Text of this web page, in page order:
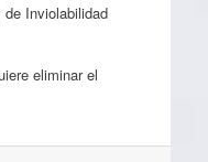
Inviolabilidad
eliminar el